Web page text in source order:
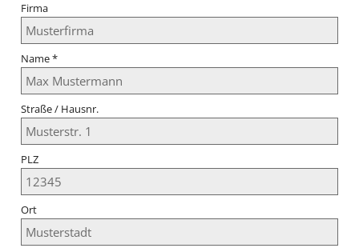
Firma
Name*
Straße / Hausnr.
PLZ
Ort